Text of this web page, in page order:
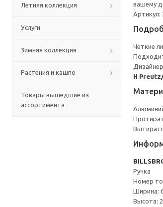
Летняя коллекция
Услуги
Зимняя коллекция
Растения и кашпо
Товары вышедшие из
ассортимента
вашему
Артикул:
Четкие
H
Ручка
Номер
Ширина:
Высота: